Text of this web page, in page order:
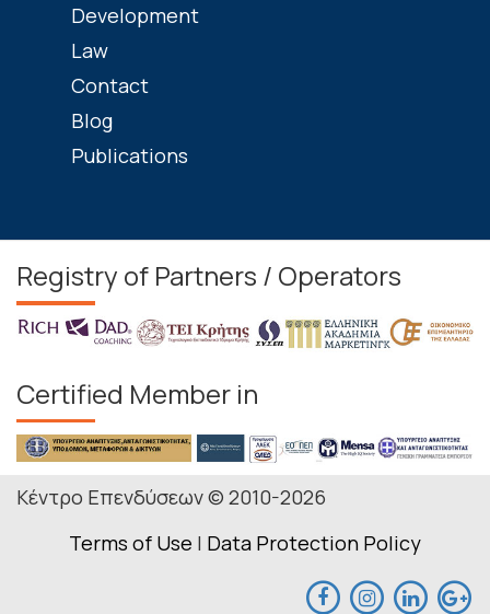
Development
Law
Contact
Blog
Publications
Registry of Partners / Operators
Certified Member in
Κέντρο Επενδύσεων © 2010-2026
Terms of Use | Data Protection Policy